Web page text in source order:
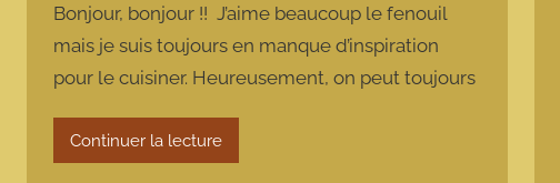
r
m
a
m
o
Bonjour, bonjour !! J’aime beaucoup le fenouil
mais je suis toujours en manque d’inspiration
pour le cuisiner. Heureusement, on peut toujours
Continuer la lecture